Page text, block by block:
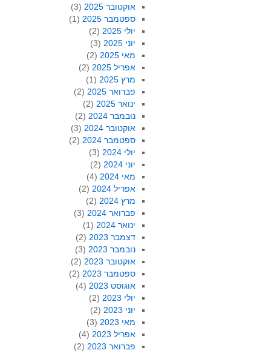
אוקטובר 2025
(3)
ספטמבר 2025
(1)
יולי 2025
(2)
יוני 2025
(3)
מאי 2025
(2)
אפריל 2025
(2)
מרץ 2025
(1)
פברואר 2025
(2)
ינואר 2025
(2)
נובמבר 2024
(2)
אוקטובר 2024
(3)
ספטמבר 2024
(2)
יולי 2024
(3)
יוני 2024
(2)
מאי 2024
(4)
אפריל 2024
(2)
מרץ 2024
(2)
פברואר 2024
(3)
ינואר 2024
(1)
דצמבר 2023
(2)
נובמבר 2023
(3)
אוקטובר 2023
(2)
ספטמבר 2023
(2)
אוגוסט 2023
(4)
יולי 2023
(2)
יוני 2023
(2)
מאי 2023
(3)
אפריל 2023
(4)
פברואר 2023
(2)